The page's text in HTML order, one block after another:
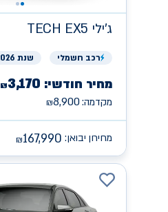
ג'ילי TECH EX5
רכב חשמלי שנת 2026
מחיר חודשי: ₪3,170
מקדמה: ₪8,900
מחירון יבואן: ₪167,990